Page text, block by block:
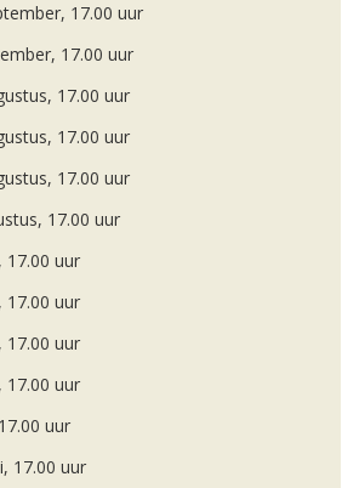
17.00 uur
17.00 uur
17.00 uur
17.00 uur
17.00 uur
17.00 uur
17.00 uur
17.00 uur
17.00 uur
17.00 uur
uur
17.00 uur